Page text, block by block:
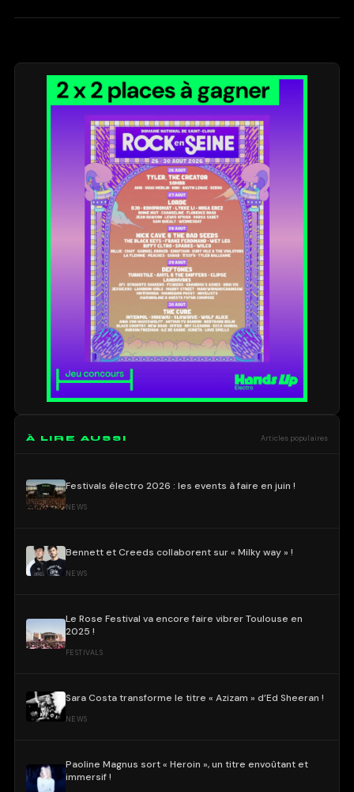
À LIRE AUSSI Articles populaires
Festivals électro 2026 : les events à faire en juin !
NEWS
Bennett et Creeds collaborent sur « Milky way » !
NEWS
Le Rose Festival va encore faire vibrer Toulouse en
2025 !
FESTIVALS
Sara Costa transforme le titre « Azizam » d’Ed Sheeran !
NEWS
Paoline Magnus sort « Heroin », un titre envoûtant et
immersif !